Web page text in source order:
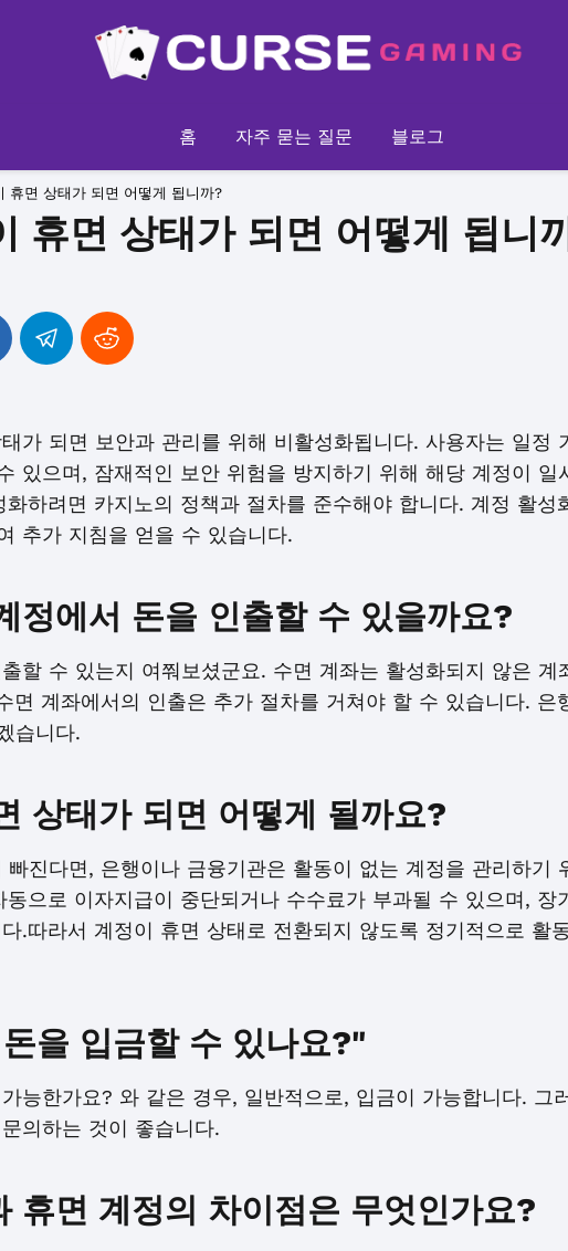
홈 자주 묻는 질문 블로그
휴면 상태가 되면 어떻게 됩니까?
휴면 상태가 되면 어떻게 됩니
가 되면 보안과 관리를 위해 비활성화됩니다. 사용자는 일정
있으며, 잠재적인 보안 위험을 방지하기 위해 해당 계정이 일
하려면 카지노의 정책과 절차를 준수해야 합니다. 계정 활성
추가 지침을 얻을 수 있습니다.
정에서 돈을 인출할 수 있을까요?
할 수 있는지 여쭤보셨군요. 수면 계좌는 활성화되지 않은
면 계좌에서의 인출은 추가 절차를 거쳐야 할 수 있습니다. 은
습니다.
상태가 되면 어떻게 될까요?
진다면, 은행이나 금융기관은 활동이 없는 계정을 관리하기
으로 이자지급이 중단되거나 수수료가 부과될 수 있으며, 장
.따라서 계정이 휴면 상태로 전환되지 않도록 정기적으로 활
을 입금할 수 있나요?"
능한가요? 와 같은 경우, 일반적으로, 입금이 가능합니다. 그
의하는 것이 좋습니다.
휴면 계정의 차이점은 무엇인가요?